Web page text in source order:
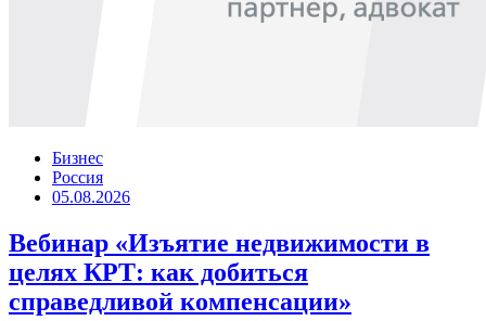
Бизнес
Россия
05.08.2026
Вебинар «Изъятие недвижимости в
целях КРТ: как добиться
справедливой компенсации»